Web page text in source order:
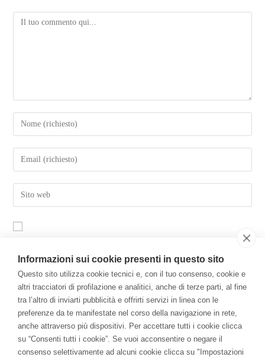
prossima volta che commento.
Il Libro
Informazioni sui cookie presenti in questo sito
Questo sito utilizza cookie tecnici e, con il tuo consenso, cookie e
altri tracciatori di profilazione e analitici, anche di terze parti, al fine
tra l’altro di inviarti pubblicità e offrirti servizi in linea con le
preferenze da te manifestate nel corso della navigazione in rete,
anche attraverso più dispositivi. Per accettare tutti i cookie clicca
su “Consenti tutti i cookie”. Se vuoi acconsentire o negare il
consenso selettivamente ad alcuni cookie clicca su "Impostazioni